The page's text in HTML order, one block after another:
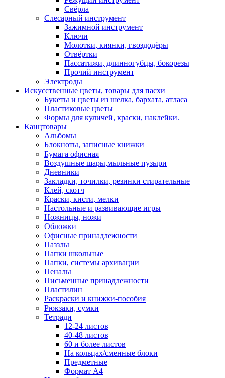
Свёрла
Слесарный инструмент
Зажимной инструмент
Ключи
Молотки, киянки, гвоздодёры
Отвёртки
Пассатижи, длинногубцы, бокорезы
Прочий инструмент
Электроды
Искусственные цветы, товары для пасхи
Букеты и цветы из шелка, бархата, атласа
Пластиковые цветы
Формы для куличей, краски, наклейки.
Канцтовары
Альбомы
Блокноты, записные книжки
Бумага офисная
Воздушные шары,мыльные пузыри
Дневники
Закладки, точилки, резинки стирательные
Клей, скотч
Краски, кисти, мелки
Настольные и развивающие игры
Ножницы, ножи
Обложки
Офисные принадлежности
Паззлы
Папки школьные
Папки, системы архивации
Пеналы
Письменные принадлежности
Пластилин
Раскраски и книжки-пособия
Рюкзаки, сумки
Тетради
12-24 листов
40-48 листов
60 и более листов
На кольцах/сменные блоки
Предметные
Формат А4